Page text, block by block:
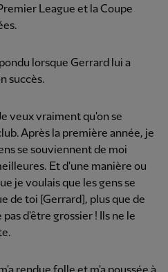
League et la Coupe
lorsque Gerrard lui a
succès.
veux vraiment qu'on se
Après la première année, je
se souviennent de moi
Et d'une manière ou
je voulais que les gens se
de toi [Gerrard], plus que de
pas d'être grossier ! Ils ne le